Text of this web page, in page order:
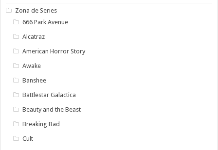
Zona de Series
666 Park Avenue
Alcatraz
American Horror Story
Awake
Banshee
Battlestar Galactica
Beauty and the Beast
Breaking Bad
Cult